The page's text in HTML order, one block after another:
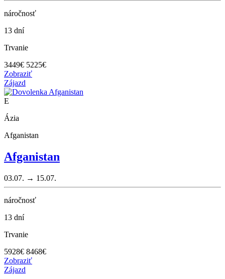
náročnosť
13 dní
Trvanie
3449€ 5225€
Zobraziť
Zájazd
E
Ázia
Afganistan
Afganistan
03.07. → 15.07.
náročnosť
13 dní
Trvanie
5928€ 8468€
Zobraziť
Zájazd